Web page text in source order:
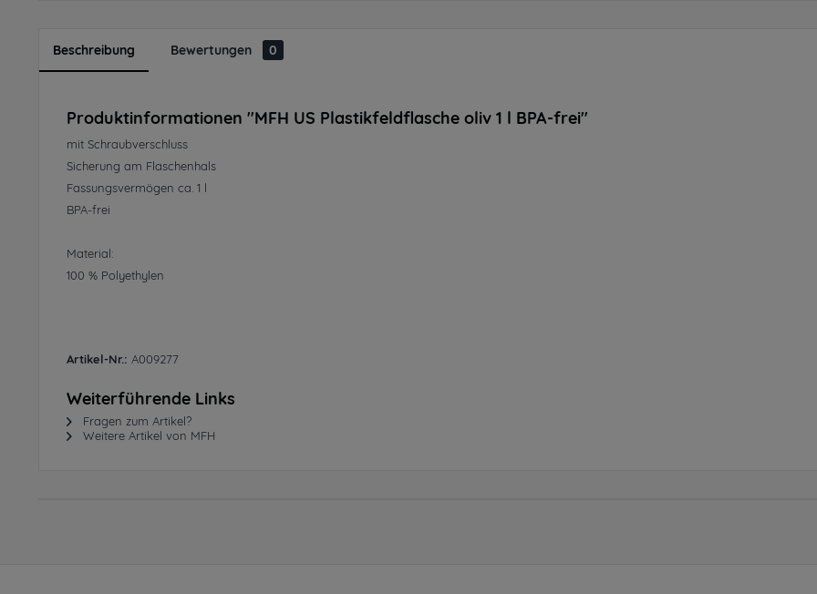
Beschreibung Bewertungen 0
Produktinformationen "MFH US Plastikfeldflasche oliv 1 l BPA-frei"
mit Schraubverschluss
Sicherung am Flaschenhals
Fassungsvermögen ca. 1 l
BPA-frei
Material:
100 % Polyethylen
Artikel-Nr.: A009277
Weiterführende Links
Fragen zum Artikel?
Weitere Artikel von MFH